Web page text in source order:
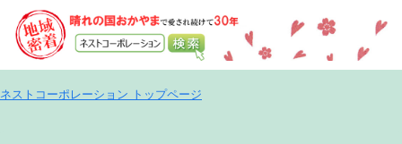
ネストコーポレーション トップページ